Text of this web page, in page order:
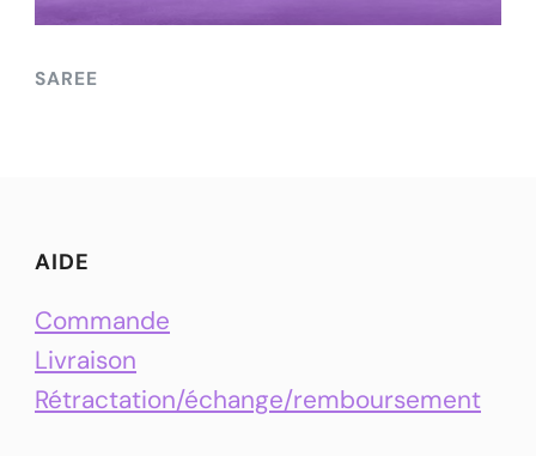
SAREE
AIDE
Commande
Livraison
Rétractation/échange/remboursement